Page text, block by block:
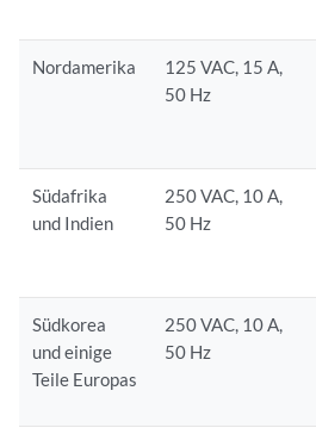
Nordamerika
125 VAC, 15 A,
50 Hz
Südafrika
und Indien
250 VAC, 10 A,
50 Hz
Südkorea
und einige
Teile Europas
250 VAC, 10 A,
50 Hz